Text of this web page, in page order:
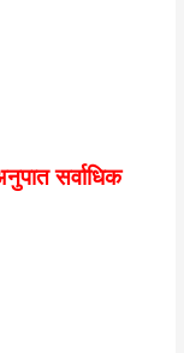
सर्वाधिक